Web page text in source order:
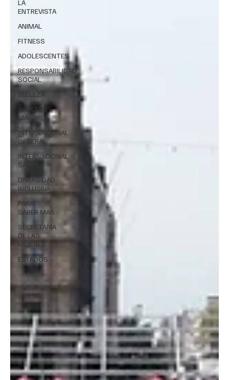
LA
ENTREVISTA
ANIMAL
FITNESS
ADOLESCENTES
RESPONSABILIDAD
SOCIAL
BELLEZA
ADULTOS
MAYORES
INTERNACIONAL
GENERAL
INTERNACIONAL
SALUD
DIVERSIDAD
INCLUSIVA
PARA
SABER MAS
SECRETARIA
DE LAS
MUJERES
ESTADOS